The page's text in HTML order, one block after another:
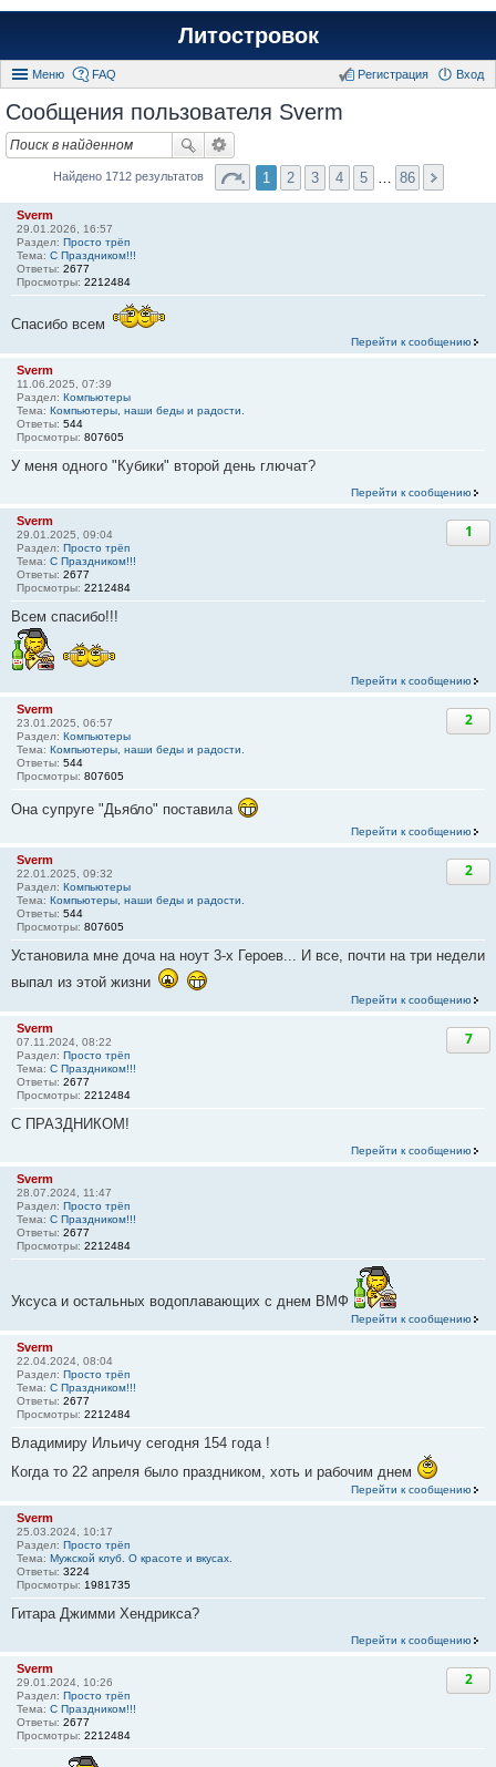
Литостровок
Меню FAQ Вход
Регистрация
Сообщения пользователя Sverm
Найдено 1712 результатов 1 2 3 4 5 86
Sverm
29.01.2026, 16:57
Раздел: Просто трёп
Тема: С Праздником!!!
Ответы: 2677
Просмотры: 2212484
Спасибо всем
Перейти к сообщению
Sverm
11.06.2025, 07:39
Раздел: Компьютеры
Тема: Компьютеры, наши беды и радости.
Ответы: 544
Просмотры: 807605
У меня одного "Кубики" второй день глючат?
Перейти к сообщению
Sverm
29.01.2025, 09:04
Раздел: Просто трёп
Тема: С Праздником!!!
Ответы: 2677
Просмотры: 2212484
1
Всем спасибо!!!
Перейти к сообщению
Sverm
23.01.2025, 06:57
Раздел: Компьютеры
Тема: Компьютеры, наши беды и радости.
Ответы: 544
Просмотры: 807605
2
Она супруге "Дьябло" поставила
Перейти к сообщению
Sverm
22.01.2025, 09:32
Раздел: Компьютеры
Тема: Компьютеры, наши беды и радости.
Ответы: 544
Просмотры: 807605
2
Установила мне доча на ноут 3-х Героев... И все, почти на три недели
выпал из этой жизни
Перейти к сообщению
Sverm
07.11.2024, 08:22
Раздел: Просто трёп
Тема: С Праздником!!!
Ответы: 2677
Просмотры: 2212484
7
С ПРАЗДНИКОМ!
Перейти к сообщению
Sverm
28.07.2024, 11:47
Раздел: Просто трёп
Тема: С Праздником!!!
Ответы: 2677
Просмотры: 2212484
Уксуса и остальных водоплавающих с днем ВМФ
Перейти к сообщению
Sverm
22.04.2024, 08:04
Раздел: Просто трёп
Тема: С Праздником!!!
Ответы: 2677
Просмотры: 2212484
Владимиру Ильичу сегодня 154 года !
Когда то 22 апреля было праздником, хоть и рабочим днем
Перейти к сообщению
Sverm
25.03.2024, 10:17
Раздел: Просто трёп
Тема: Мужской клуб. О красоте и вкусах.
Ответы: 3224
Просмотры: 1981735
Гитара Джимми Хендрикса?
Перейти к сообщению
Sverm
29.01.2024, 10:26
Раздел: Просто трёп
Тема: С Праздником!!!
Ответы: 2677
Просмотры: 2212484
2